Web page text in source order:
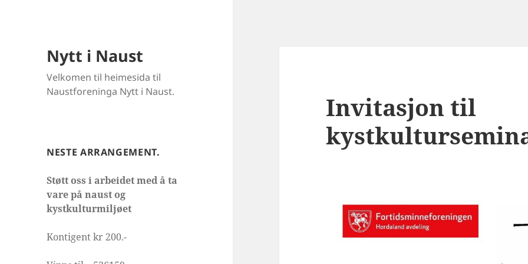
Nytt i Naust
Velkomen til heimesida til
Naustforeninga Nytt i Naust.
NESTE ARRANGEMENT.
Støtt oss i arbeidet med å ta
vare på naust og
kystkulturmiljøet
Kontigent kr 200.-
Invitasjon til